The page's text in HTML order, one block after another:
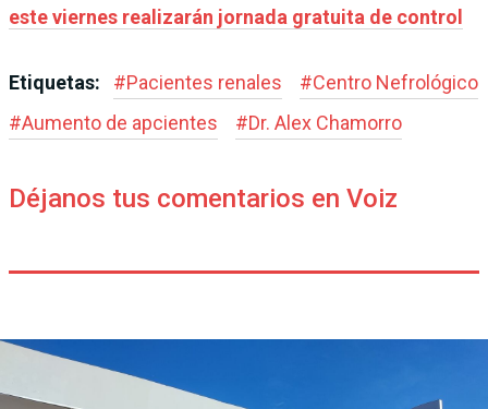
este viernes realizarán jornada gratuita de control
Etiquetas: #Pacientes renales #Centro Nefrológico
#Aumento de apcientes #Dr. Alex Chamorro
Déjanos tus comentarios en Voiz